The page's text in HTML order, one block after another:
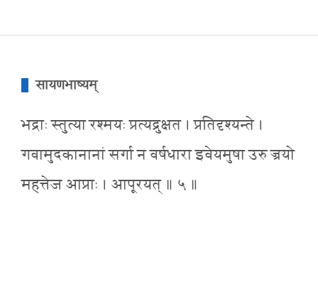
सायणभाष्यम्
भद्राः स्तुत्या रश्मयः प्रत्यद्रुक्षत । प्रतिदृश्यन्ते ।
गवामुदकानानां सर्गा न वर्षधारा इवेयमुषा उरु ज्रयो
महत्तेज आप्राः । आपूरयत् ॥ ५ ॥